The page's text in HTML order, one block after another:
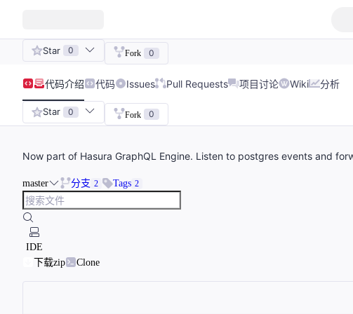
Star 0 Fork 0
代码介绍 代码 Issues Pull Requests 项目讨论 Wiki 分析
Star 0 Fork 0
Now part of Hasura GraphQL Engine. Listen to postgres events and
master 分支 2 Tags 2
IDE
下载zip
Clone